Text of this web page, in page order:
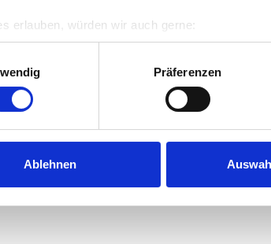
erlauben, würden wir auch gerne:
über Ihre geografische Lage
durch aktives Scannen nach bestimmten
mehr darüber, wie Ihre persönlichen Daten
fest.
Cookies, um Inhalte und Anzeigen zu
auf unsere Website zu analysieren.
unsere Partner für soziale Medien, Werbung
Präferenzen
Ablehnen